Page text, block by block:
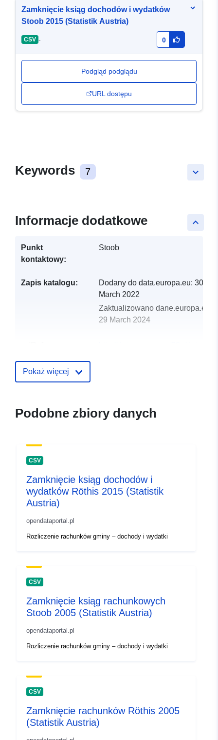
Zamknięcie ksiąg dochodów i wydatków
Stoob 2015 (Statistik Austria)
CSV - 0
Podgląd podglądu
URL dostępu
keyboard_arrow_down
Keywords 7
keyboard_arrow_up
Informacje dodatkowe
Punkt
kontaktowy:
Stoob
Zapis katalogu: Dodany do data.europa.eu: 30
March 2022
Zaktualizowano dane.europa.eu:
29 March 2024
Pokaż więcej
Podobne zbiory danych
CSV
Zamknięcie ksiąg dochodów i
wydatków Röthis 2015 (Statistik
Austria)
opendataportal.pl
Rozliczenie rachunków gminy – dochody i wydatki
CSV
Zamknięcie ksiąg rachunkowych
Stoob 2005 (Statistik Austria)
opendataportal.pl
Rozliczenie rachunków gminy – dochody i wydatki
CSV
Zamknięcie rachunków Röthis 2005
(Statistik Austria)